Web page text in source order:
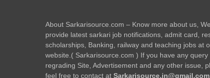
About Sarkarisource.com – Know more about us, We
provide latest sarkari job notifications, admit card,
scholarships, Banking, railway and teaching jobs at
website.( Sarkarisource.com ) If you have any query
regrading Site, Advertisement and any other issue,
feel free to contact at Sarkarisource.in@gmail.com